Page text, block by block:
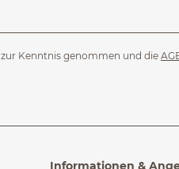
zur Kenntnis genommen und die
Informationen &